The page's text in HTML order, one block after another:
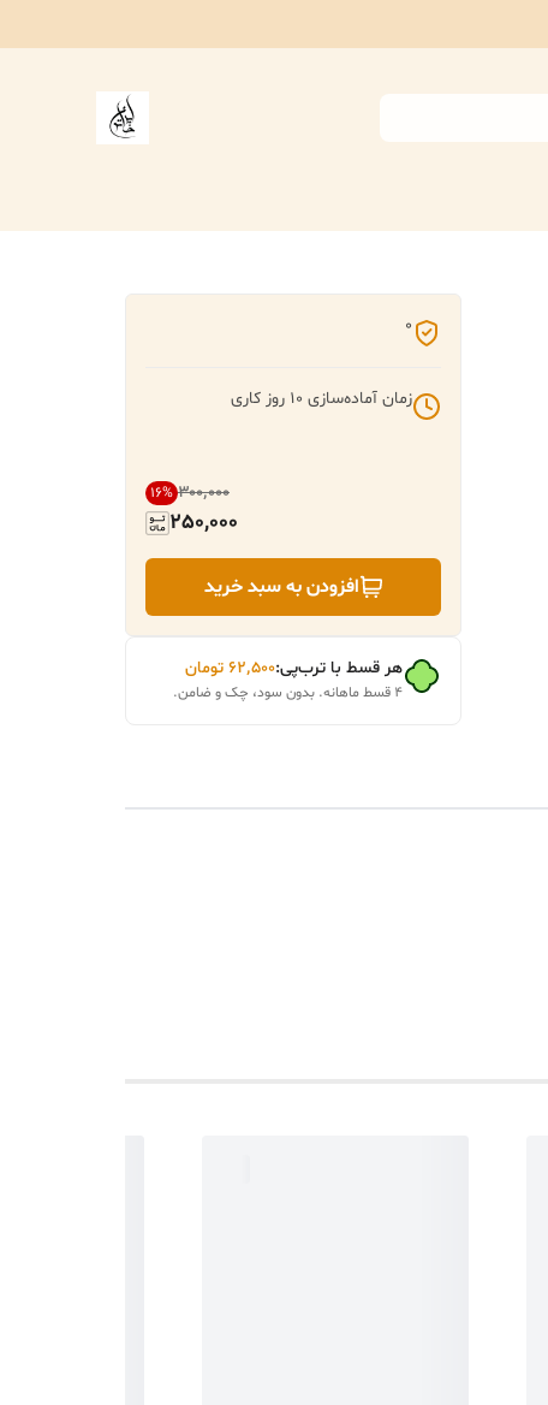
0
زمان آماده‌سازی 10 روز کاری
۳۰۰٬۰۰۰ 16%
250,000
افزودن به سبد خرید
هر قسط با ترب‌پی:۶۲٬۵۰۰ تومان
۴ قسط ماهانه. بدون سود، چک و ضامن.